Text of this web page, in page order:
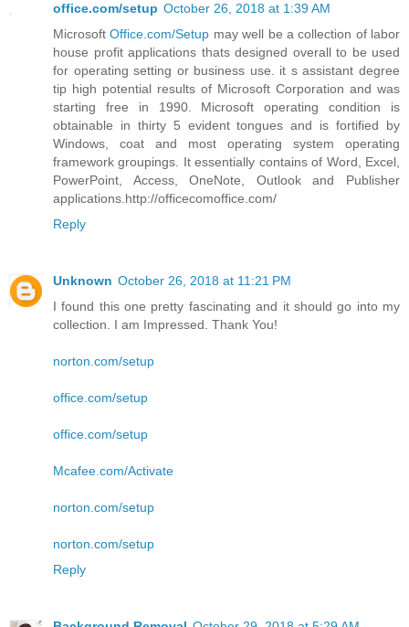
office.com/setup October 26, 2018 at 1:39 AM
MicrosoftOffice.com/Setup may well be a collection of labor
house profit applications thats designed overall to be used
for operating setting or business use. it s assistant degree
tip high potential results of Microsoft Corporation and was
starting free in 1990. Microsoft operating condition is
obtainable in thirty 5 evident tongues and is fortified by
Windows, coat and most operating system operating
framework groupings. It essentially contains of Word, Excel,
PowerPoint, Access, OneNote, Outlook and Publisher
applications.http://officecomoffice.com/
Reply
Unknown October 26, 2018 at 11:21 PM
I found this one pretty fascinating and it should go into my
collection. I am Impressed. Thank You!
norton.com/setup
office.com/setup
office.com/setup
Mcafee.com/Activate
norton.com/setup
norton.com/setup
Reply